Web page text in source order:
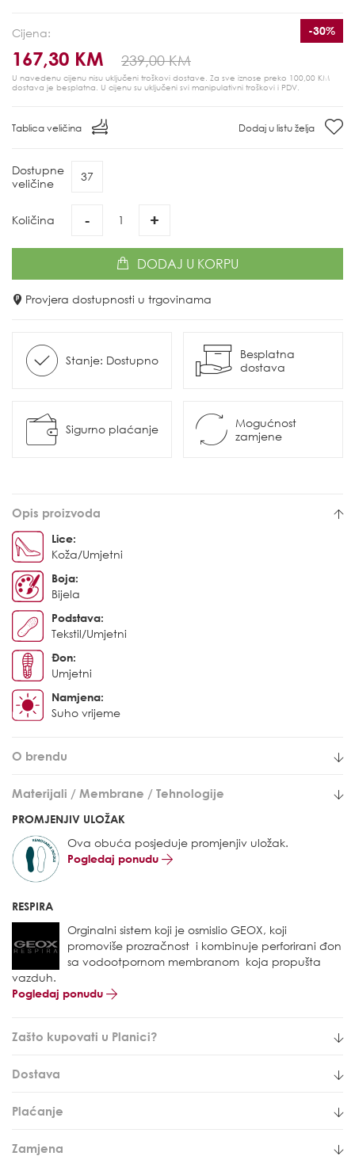
Cijena:
167,30 KM 239,00 KM
-30%
U navedenu cijenu nisu uključeni troškovi dostave. Za sve iznose preko 100,00 KM
dostava je besplatna. U cijenu su uključeni svi manipulativni troškovi i PDV.
Tablica veličina Dodaj u listu želja
Dostupne
veličine
37
Količina - +
DODAJ U KORPU
Provjera dostupnosti u trgovinama
Stanje: Dostupno
Besplatna
dostava
Sigurno plaćanje
Mogućnost
zamjene
Opis proizvoda
Lice:
Koža/Umjetni
Boja:
Bijela
Podstava:
Tekstil/Umjetni
Đon:
Umjetni
Namjena:
Suho vrijeme
O brendu
Materijali / Membrane / Tehnologije
PROMJENJIV ULOŽAK
Ova obuća posjeduje promjenjiv uložak.
Pogledaj ponudu
RESPIRA
Orginalni sistem koji je osmislio GEOX, koji
promoviše prozračnost i kombinuje perforirani đon
sa vodootpornom membranom koja propušta
vazduh.
Pogledaj ponudu
Zašto kupovati u Planici?
Dostava
Plaćanje
Zamjena